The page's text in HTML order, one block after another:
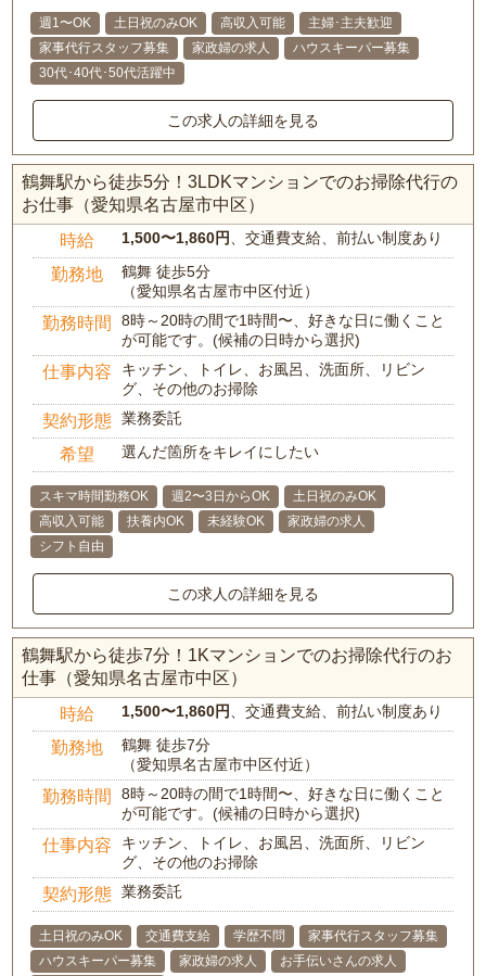
週1〜OK 土日祝のみOK 高収入可能
主婦･主夫歓迎
家事代行スタッフ募集
家政婦の求人
ハウスキーパー募集
30代･40代･50代活躍中
この求人の詳細を見る
鶴舞駅から徒歩5分！3LDKマンションでのお掃除代行の
お仕事（愛知県名古屋市中区）
時給 1,500〜1,860円 、交通費支給、前払い制度あり
勤務地
鶴舞 徒歩5分
（愛知県名古屋市中区付近）
勤務時間
8時～20時の間で1時間〜、好きな日に働くこと
が可能です。(候補の日時から選択)
仕事内容
キッチン、トイレ、お風呂、洗面所、リビン
グ、その他のお掃除
契約形態 業務委託
希望 選んだ箇所をキレイにしたい
スキマ時間勤務OK 週2〜3日からOK
土日祝のみOK
高収入可能
扶養内OK 未経験OK
家政婦の求人
シフト自由
この求人の詳細を見る
鶴舞駅から徒歩7分！1Kマンションでのお掃除代行のお
仕事（愛知県名古屋市中区）
時給 1,500〜1,860円 、交通費支給、前払い制度あり
勤務地
鶴舞 徒歩7分
（愛知県名古屋市中区付近）
勤務時間
8時～20時の間で1時間〜、好きな日に働くこと
が可能です。(候補の日時から選択)
仕事内容
キッチン、トイレ、お風呂、洗面所、リビン
グ、その他のお掃除
契約形態 業務委託
土日祝のみOK 交通費支給 学歴不問
家事代行スタッフ募集
ハウスキーパー募集
家政婦の求人
お手伝いさんの求人